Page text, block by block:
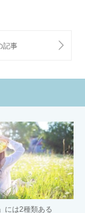
には2種類ある